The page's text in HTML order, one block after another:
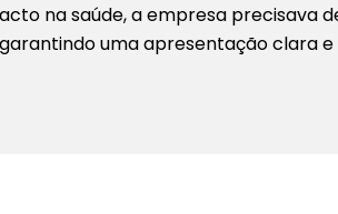
na saúde, a empresa precisava
uma apresentação clara